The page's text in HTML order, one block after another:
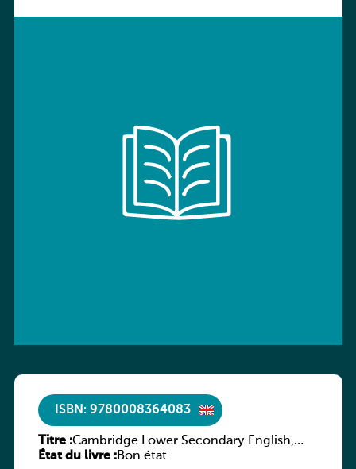
ISBN: 9780008364083
Titre :Cambridge Lower Secondary English,
Stage 9 Student Book
État du livre :Bon état